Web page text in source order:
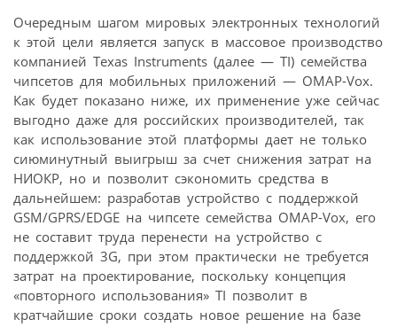
Очередным шагом мировых электронных технологий
к этой цели является запуск в массовое производство
компанией Texas Instruments (далее — TI) семейства
чипсетов для мобильных приложений — OMAP-Vox.
Как будет показано ниже, их применение уже сейчас
выгодно даже для российских производителей, так
как использование этой платформы дает не только
сиюминутный выигрыш за счет снижения затрат на
НИОКР, но и позволит сэкономить средства в
дальнейшем: разработав устройство с поддержкой
GSM/GPRS/EDGE на чипсете семейства OMAP-Vox, его
не составит труда перенести на устройство с
поддержкой 3G, при этом практически не требуется
затрат на проектирование, поскольку концепция
«повторного использования» TI позволит в
кратчайшие сроки создать новое решение на базе